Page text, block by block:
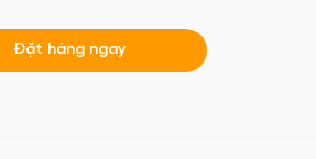
Đặt hàng ngay